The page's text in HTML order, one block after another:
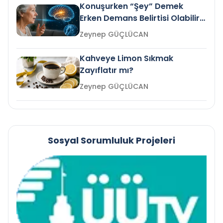
Konuşurken “Şey” Demek
Erken Demans Belirtisi Olabilir
mi?
Zeynep GÜÇLÜCAN
Kahveye Limon Sıkmak
Zayıflatır mı?
Zeynep GÜÇLÜCAN
Sosyal Sorumluluk Projeleri